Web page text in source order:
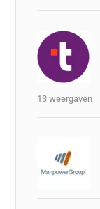
13 weergaven